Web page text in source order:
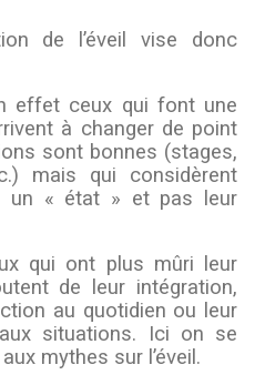
de l’éveil vise donc
ceux qui font une
à changer de point
sont bonnes (stages,
mais qui considèrent
un « état » et pas leur
ont plus mûri leur
de leur intégration,
au quotidien ou leur
situations. Ici on se
mythes sur l’éveil.